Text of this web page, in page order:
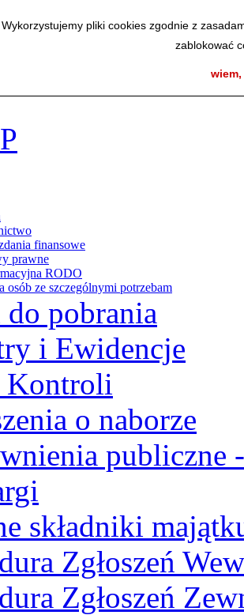
Wykorzystujemy pliki cookies zgodnie z
zablokować
finansowe
prawne
RODO
osób ze szczególnymi potrzebam
pobrania
i Ewidencje
Kontroli
o naborze
publiczne
składniki
Zgłoszeń
Zgłoszeń